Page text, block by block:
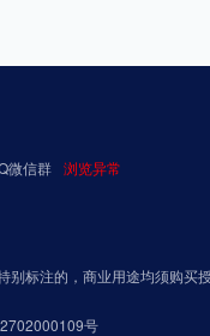
微信群 浏览异常
别标注的，商业用途均须购买
号